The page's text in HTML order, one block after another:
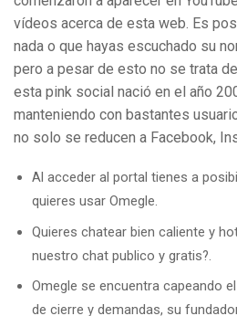
vídeos acerca de esta web. Es
nada o que hayas escuchado su
pero a pesar de esto no se trata
esta pink social nació en el año
manteniendo con bastantes
no solo se reducen a Facebook,
Al acceder al portal tienes a
quieres usar Omegle.
Quieres chatear bien caliente y
nuestro chat publico y gratis?.
Omegle se encuentra capeando
de cierre y demandas, su